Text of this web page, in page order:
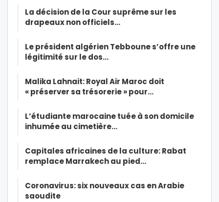
La décision de la Cour suprême sur les
drapeaux non officiels…
Le président algérien Tebboune s’offre une
légitimité sur le dos…
Malika Lahnait: Royal Air Maroc doit
« préserver sa trésorerie » pour…
L’étudiante marocaine tuée à son domicile
inhumée au cimetière…
Capitales africaines de la culture: Rabat
remplace Marrakech au pied…
Coronavirus: six nouveaux cas en Arabie
saoudite